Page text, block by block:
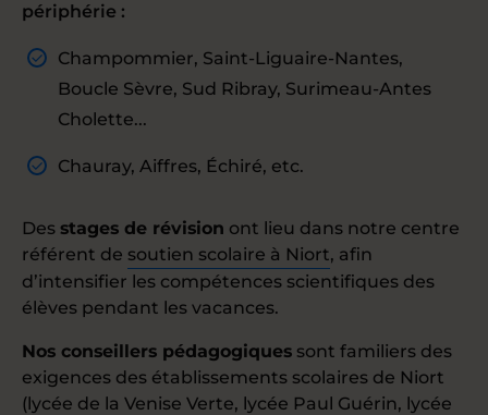
périphérie :
Champommier, Saint-Liguaire-Nantes,
Boucle Sèvre, Sud Ribray, Surimeau-Antes
Cholette...
Chauray, Aiffres, Échiré, etc.
Des stages de révision ont lieu dans notre centre
référent de soutien scolaire à Niort, afin
d’intensifier les compétences scientifiques des
élèves pendant les vacances.
Nos conseillers pédagogiques sont familiers des
exigences des établissements scolaires de Niort
(lycée de la Venise Verte, lycée Paul Guérin, lycée